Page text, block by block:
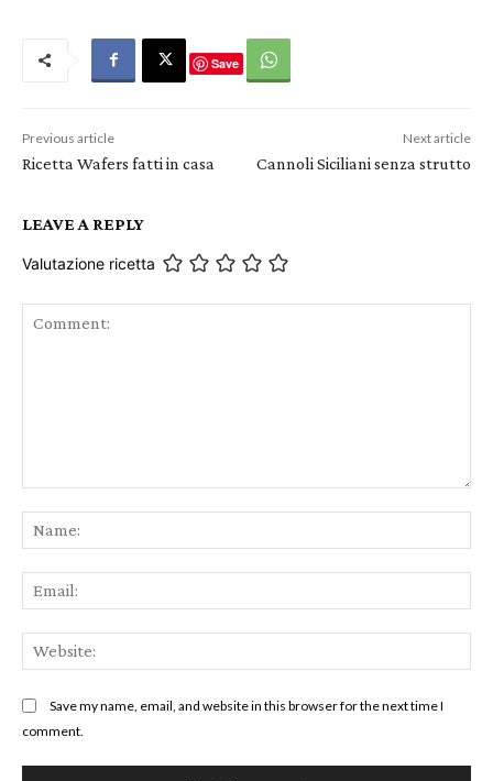
Save
Previous article
Ricetta Wafers fatti in casa
Next article
Cannoli Siciliani senza strutto
LEAVE A REPLY
Valutazione ricetta
Save my name, email, and website in this browser for the next time I
comment.